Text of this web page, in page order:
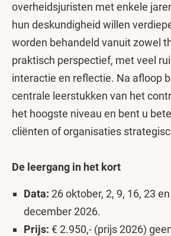
overheidsjuristen met enkele
hun deskundigheid willen
worden behandeld vanuit zowel
praktisch perspectief, met veel
interactie en reflectie. Na afloop
centrale leerstukken van het
het hoogste niveau en bent u
cliënten of organisaties
De leergang in het kort
Data: 26 oktober, 2, 9, 16, 23
december 2026.
Prijs: € 2.950,- (prijs 2026)